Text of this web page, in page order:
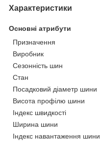
Характеристики
Основні атрибути
Призначення
Виробник
Сезонність шин
Стан
Посадковий діаметр шини
Висота профілю шини
Індекс швидкості
Ширина шини
Індекс навантаження шини